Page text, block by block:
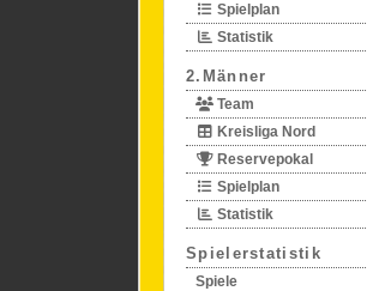
Spielplan
Statistik
2.Männer
Team
Kreisliga Nord
Reservepokal
Spielplan
Statistik
Spielerstatistik
Spiele